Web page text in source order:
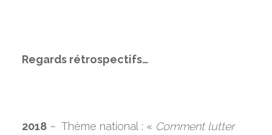
Regards rétrospectifs…
2018– Thème national : « Comment lutter